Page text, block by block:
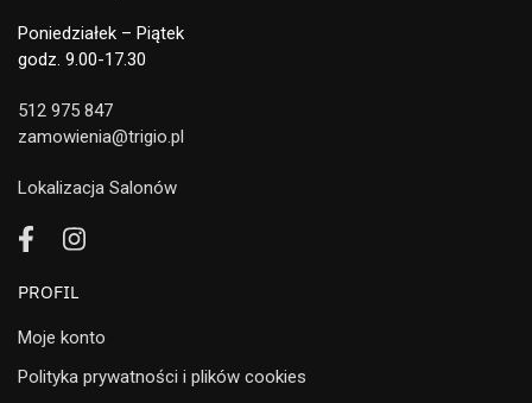
Poniedziałek – Piątek
godz. 9.00-17.30
512 975 847
zamowienia@trigio.pl
Lokalizacja Salonów
PROFIL
Moje konto
Polityka prywatności i plików cookies